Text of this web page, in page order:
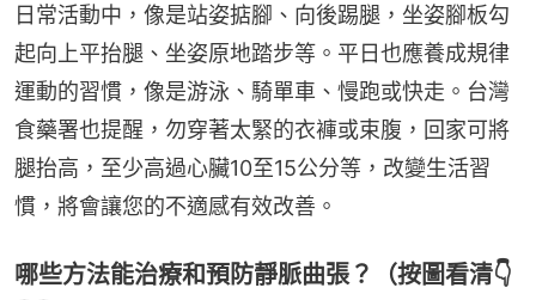
日常活動中，像是站姿掂腳、向後踢腿，坐姿腳板勾
起向上平抬腿、坐姿原地踏步等。平日也應養成規律
運動的習慣，像是游泳、騎單車、慢跑或快走。台灣
食藥署也提醒，勿穿著太緊的衣褲或束腹，回家可將
腿抬高，至少高過心臟10至15公分等，改變生活習
慣，將會讓您的不適感有效改善。
哪些方法能治療和預防靜脈曲張？（按圖看清👇